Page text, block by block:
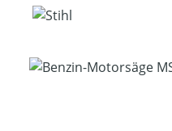
Bildergalerie überspringen